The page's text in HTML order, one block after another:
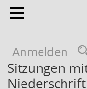
Toggle navigation
Anmelden
Sitzungen